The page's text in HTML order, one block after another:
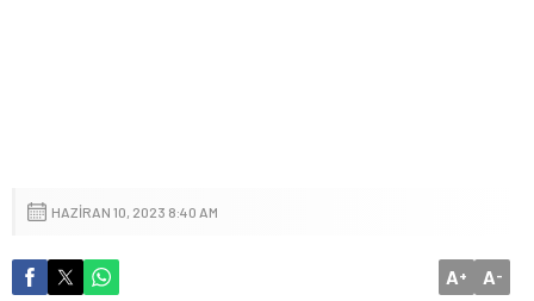
HAZIRAN 10, 2023 8:40 AM
A+ A-